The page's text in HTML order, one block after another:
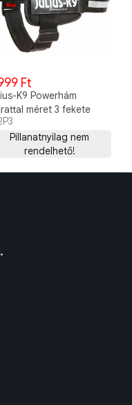
Ft
K9 Powerhám
méret 3 fekete
Pillanatnyilag nem
rendelhető!